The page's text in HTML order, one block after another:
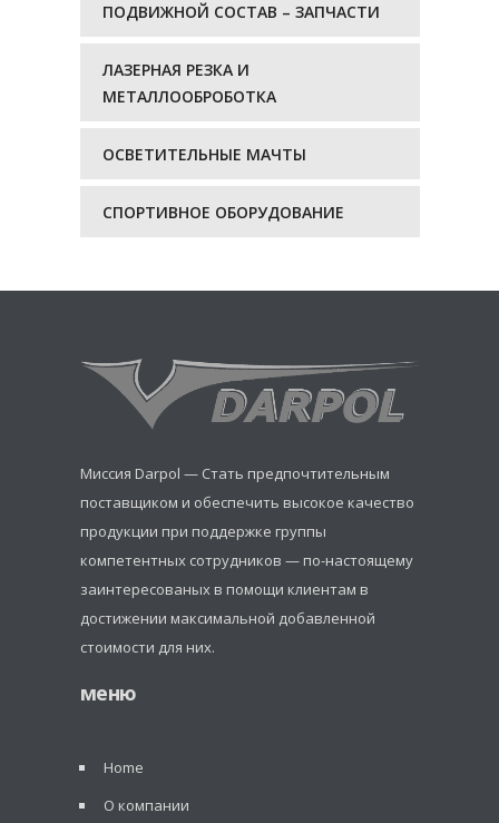
ПОДВИЖНОЙ СОСТАВ – ЗАПЧАСТИ
ЛАЗЕРНАЯ РЕЗКА И
МЕТАЛЛООБРОБОТКА
ОСВЕТИТЕЛЬНЫЕ МАЧТЫ
СПОРТИВНОЕ ОБОРУДОВАНИЕ
Миссия Darpol — Стать предпочтительным
поставщиком и обеспечить высокое качество
продукции при поддержке группы
компетентных сотрудников — по-настоящему
заинтересованых в помощи клиентам в
достижении максимальной добавленной
стоимости для них.
меню
Home
О компании